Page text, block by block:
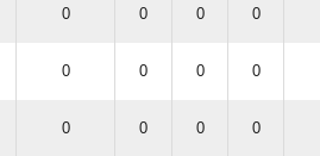
0 0 0 0
0 0 0 0
0 0 0 0